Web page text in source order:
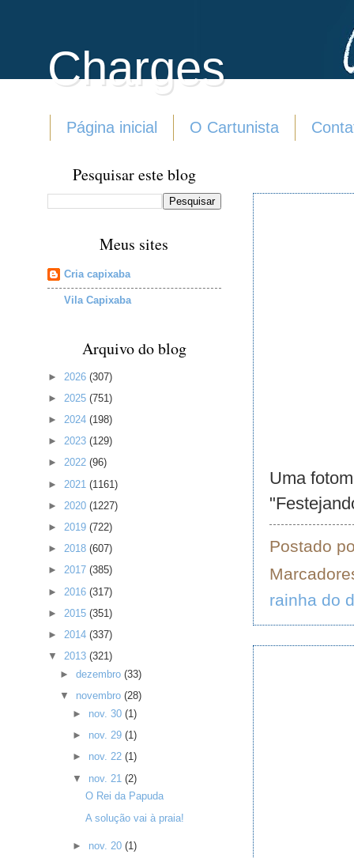
Charges
Página inicial O Cartunista
Uma
Postado
rainha do
Pesquisar este blog
Meus sites
Cria capixaba
Vila Capixaba
Arquivo do blog
► 2026 (307)
► 2025 (751)
► 2024 (198)
► 2023 (129)
► 2022 (96)
► 2021 (1161)
► 2020 (1227)
► 2019 (722)
► 2018 (607)
► 2017 (385)
► 2016 (317)
► 2015 (351)
► 2014 (337)
▼ 2013 (321)
►dezembro(33)
▼ novembro(28)
► nov. 30 (1)
► nov. 29 (1)
► nov. 22 (1)
▼ nov. 21 (2)
O Rei da Papuda
A solução vai à praia!
► nov. 20 (1)